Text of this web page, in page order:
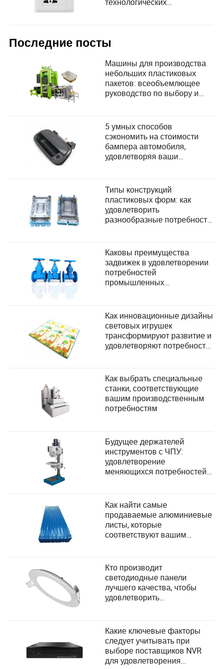
Последние посты
Машины для производства
небольших пластиковых
пакетов: всеобъемлющее
руководство по выбору и
5 умных способов
сэкономить на стоимости
бампера автомобиля,
удовлетворяя ваши
Типы конструкций
пластиковых форм: как
удовлетворить
разнообразные потребности
производстве?
Каковы преимущества
задвижек в удовлетворении
потребностей
промышленных
Как инновационные дизайны
световых игрушек
трансформируют развитие и
удовлетворяют потребности
Как выбрать специальные
станки, соответствующие
вашим производственным
потребностям
Будущее держателей
инструментов с ЧПУ:
удовлетворение
меняющихся потребностей
технологических достижений
Как найти самые
продаваемые алюминиевые
листы, которые
соответствуют вашим
Кто производит
светодиодные панели
лучшего качества, чтобы
удовлетворить
выбора поставщиков?
Какие ключевые факторы
следует учитывать при
выборе поставщиков NVR
для удовлетворения